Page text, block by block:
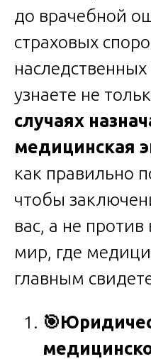
до врачебной
страховых
узнаете не
случаях
медицинская
как правильно
чтобы
вас, а не
мир, где
главным
🎯